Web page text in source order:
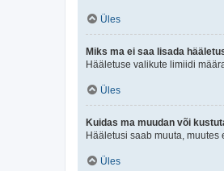
Üles
Miks ma ei saa lisada
Hääletuse valikute limiidi
Üles
Kuidas ma muudan või
Hääletusi saab muuta,
Üles